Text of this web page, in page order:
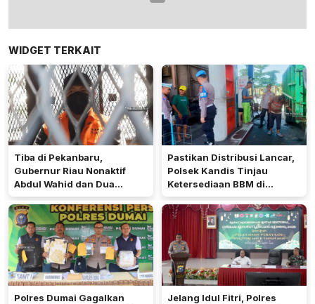
WIDGET TERKAIT
Tiba di Pekanbaru,
Gubernur Riau Nonaktif
Abdul Wahid dan Dua
Tersangka, Langsung
Digiring ke Rutan
Pastikan Distribusi Lancar,
Polsek Kandis Tinjau
Ketersediaan BBM di
Sejumlah SPBU
Polres Dumai Gagalkan
Jelang Idul Fitri, Polres